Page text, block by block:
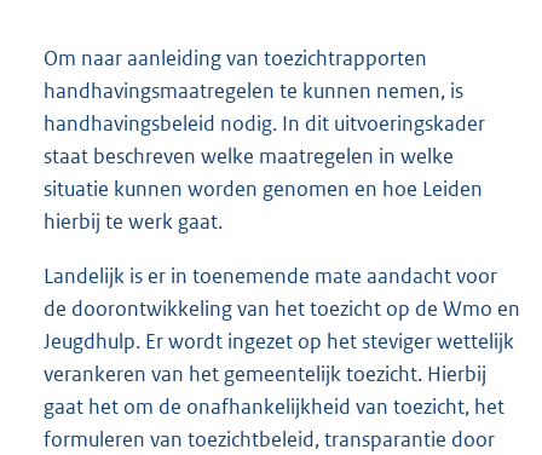
Om naar aanleiding van toezichtrapporten
handhavingsmaatregelen te kunnen nemen, is
handhavingsbeleid nodig. In dit uitvoeringskader
staat beschreven welke maatregelen in welke
situatie kunnen worden genomen en hoe Leiden
hierbij te werk gaat.
Landelijk is er in toenemende mate aandacht voor
de doorontwikkeling van het toezicht op de Wmo en
Jeugdhulp. Er wordt ingezet op het steviger wettelijk
verankeren van het gemeentelijk toezicht. Hierbij
gaat het om de onafhankelijkheid van toezicht, het
formuleren van toezichtbeleid, transparantie door